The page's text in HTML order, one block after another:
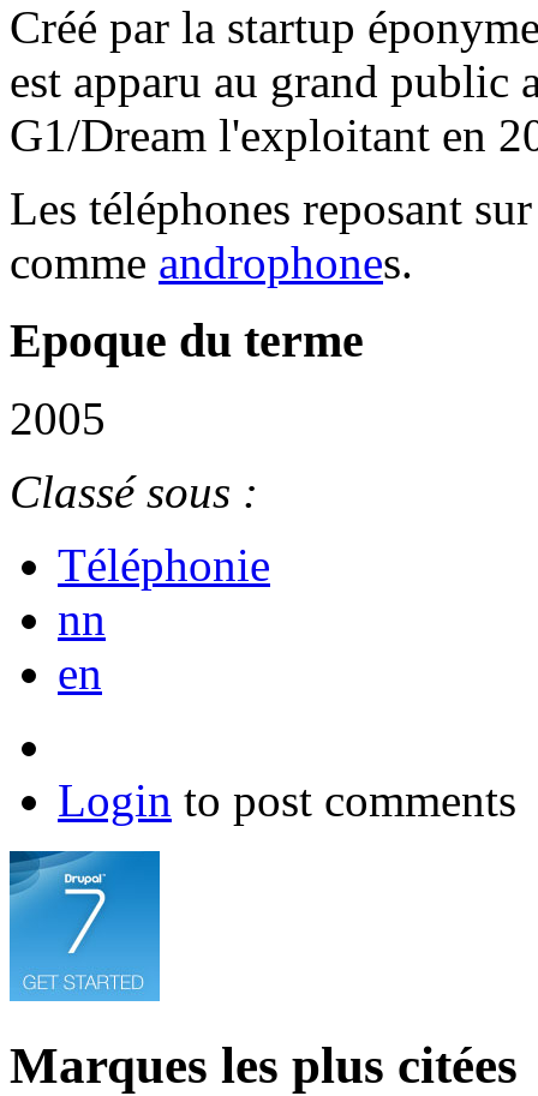
Créé par la startup
est apparu au grand public
G1/Dream l'exploitant en
Les téléphones reposant
comme androphones.
Epoque du terme
2005
Classé sous :
Téléphonie
nn
en
Login to post comments
Marques les plus citées